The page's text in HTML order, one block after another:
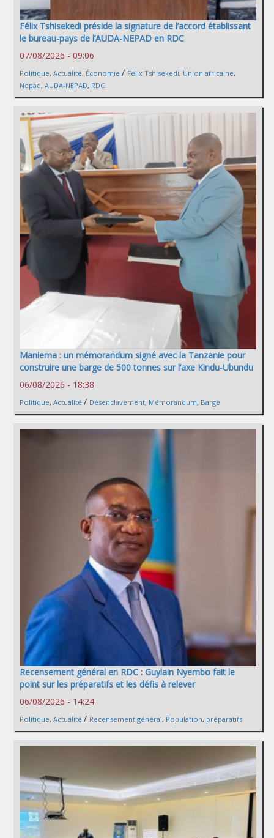
Félix Tshisekedi préside la signature de l’accord établissant
le bureau-pays de l’AUDA-NEPAD en RDC
07/08/2026 - 09:06
Politique, Actualité, Économie / Félix Tshisekedi, Union africaine,
Nepad, AUDA-NEPAD, RDC
Maniema : un mémorandum signé avec la Tanzanie pour
construire une barge de 500 tonnes sur l’axe Kindu-Ubundu
06/08/2026 - 18:38
Politique, Actualité / Désenclavement, Mémorandum, Barge
Recensement général en RDC : Guylain Nyembo fait le
point sur les préparatifs et les défis à relever
06/08/2026 - 14:24
Politique, Actualité / Recensement général, Population, préparatifs